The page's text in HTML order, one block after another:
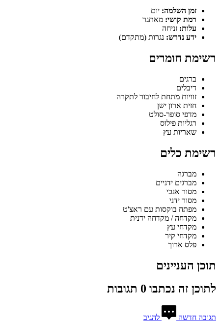
זמן השלמה: יום
רמת קושי: מאתגר
עלות: זניחה
ידע נדרש: נגרות (מתקדם)
רשימת חומרים
ברגים
דיבלים
זוויות מתחת לחיבור לתקרה
חזית ארון ישן
מדפי סופר-סולט
רגליות פילוס
שאריות עץ
רשימת כלים
מברגה
מברגים ידניים
מסור אנכי
מסור ידני
מפתח בוקסות עם ראצ'ט
מקדחה / מקדחה ידנית
מקדחי עץ
מקדחי קיר
פלס ארוך
תוכן העניינים
לתוכן זה נכתבו 0 תגובות
תגובה חדשה להגיב